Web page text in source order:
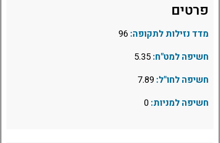
פרטים
מדד נזילות לתקופה:
חשיפה למט"ח:
חשיפה לחו"ל:
חשיפה למניות: